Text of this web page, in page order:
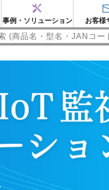
事例・ソリューション お客様